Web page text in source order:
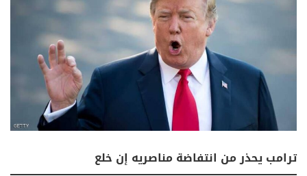
ترامب يحذر من انتفاضة مناصريه إن خلع